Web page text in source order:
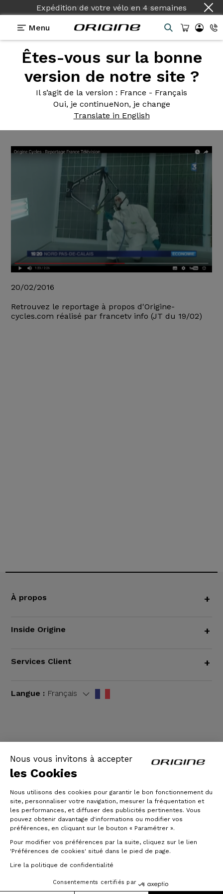
Nous vous invitons à accepter
les Cookies
Nous utilisons des cookies pour garantir le bon fonctionnement du
site, personnaliser votre navigation, mesurer la fréquentation et
les performances, et diffuser des publicités pertinentes. Vous
pouvez obtenir davantage d'informations ou modifier vos
préférences, en cliquant sur le bouton « Paramétrer ».
Pour modifier vos préférences par la suite, cliquez sur le lien
'Préférences de cookies' situé dans le pied de page.
Lire la politique de confidentialité
Consentements certifiés par
Expédition de votre vélo en 4 semaines
Menu
Êtes-vous sur la bonne
version de notre site ?
Il s’agit de la version : France - Français
Oui, je continueNon, je change
Translate in English
Actualités Origine>Reportage FranceTV à propos
Reportage FranceTV à propos
d'Origine-cycles.com
20/02/2016
Retrouvez le reportage à propos d'Origine-
cycles.com réalisé par francetv info (JT du 19/02)
À propos +
Inside Origine +
Services Client +
Langue : Français
© Origine Cycles